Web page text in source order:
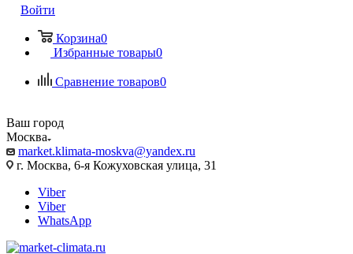
Войти
Корзина0
Избранные товары0
Сравнение товаров0
Ваш город
Москва
market.klimata-moskva@yandex.ru
г. Москва, 6-я Кожуховская улица, 31
Viber
Viber
WhatsApp